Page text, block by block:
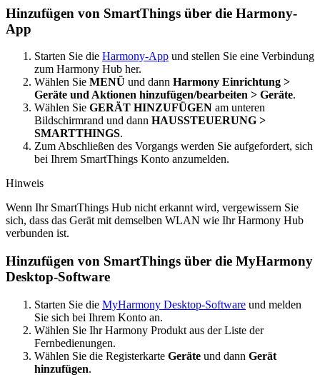
Hinzufügen von SmartThings über die Harmony-
App
Starten Sie die Harmony-App und stellen Sie eine Verbindung
zum Harmony Hub her.
Wählen Sie MENÜ und dann Harmony Einrichtung >
Geräte und Aktionen hinzufügen/bearbeiten > Geräte.
Wählen Sie GERÄT HINZUFÜGEN am unteren
Bildschirmrand und dann HAUSSTEUERUNG >
SMARTTHINGS.
Zum Abschließen des Vorgangs werden Sie aufgefordert, sich
bei Ihrem SmartThings Konto anzumelden.
Hinweis
Wenn Ihr SmartThings Hub nicht erkannt wird, vergewissern Sie
sich, dass das Gerät mit demselben WLAN wie Ihr Harmony Hub
verbunden ist.
Hinzufügen von SmartThings über die MyHarmony
Desktop-Software
Starten Sie die MyHarmony Desktop-Software und melden
Sie sich bei Ihrem Konto an.
Wählen Sie Ihr Harmony Produkt aus der Liste der
Fernbedienungen.
Wählen Sie die Registerkarte Geräte und dann Gerät
hinzufügen.